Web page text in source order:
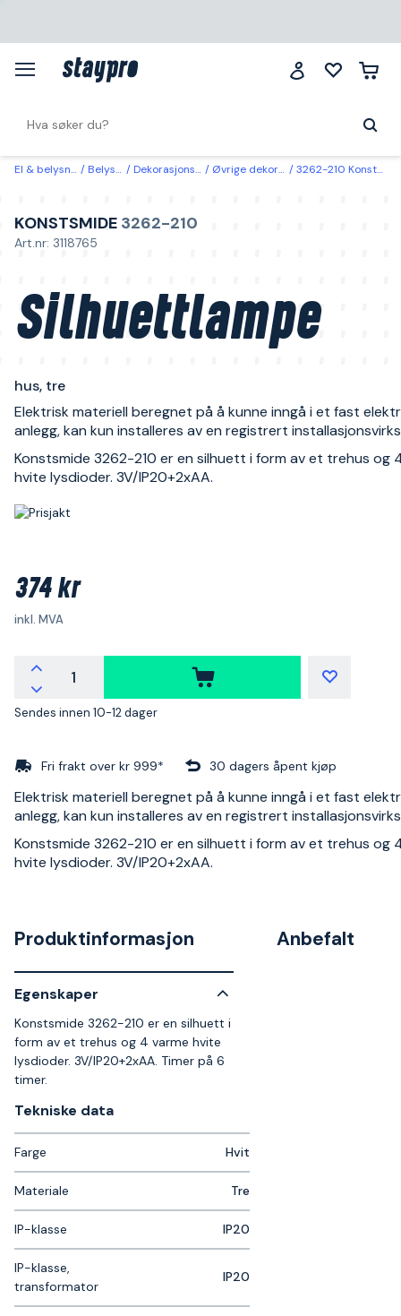
El & belysning Belysning Dekorasjonsbelysning Øvrige dekorasjonsbelysning 3262-210 Konstsmide Silhuettlampe hus, tre
KONSTSMIDE 3262-210
Art.nr: 3118765
Silhuettlampe
hus, tre
Elektrisk materiell beregnet på å kunne inngå i et fast
anlegg, kan kun installeres av en registrert
Konstsmide 3262-210 er en silhuett i form av et trehus og
hvite lysdioder. 3V/IP20+2xAA.
374 kr
inkl. MVA
Sendes innen 10-12 dager
Fri frakt over kr 999* 30 dagers åpent kjøp
Elektrisk materiell beregnet på å kunne inngå i et fast
anlegg, kan kun installeres av en registrert
Konstsmide 3262-210 er en silhuett i form av et trehus og
hvite lysdioder. 3V/IP20+2xAA.
Produktinformasjon
Egenskaper
Konstsmide 3262-210 er en silhuett i
form av et trehus og 4 varme hvite
lysdioder. 3V/IP20+2xAA. Timer på 6
timer.
Tekniske data​
Farge Hvit
Materiale Tre
IP-klasse IP20
IP-klasse,
transformator
IP20
Anbefalt